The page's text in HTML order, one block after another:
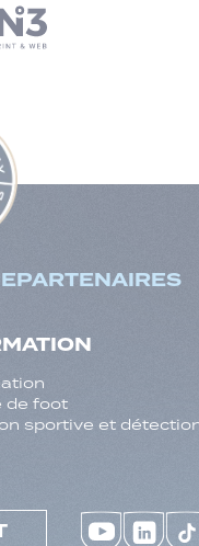
PARTENAIRES
de foot
sportive et